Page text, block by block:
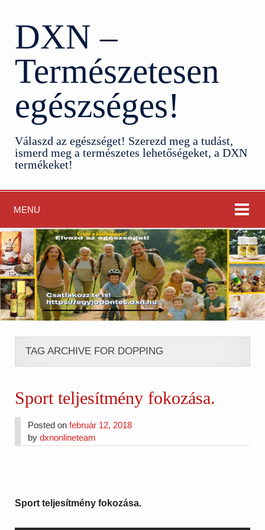
DXN –
Természetesen
egészséges!
Válaszd az egészséget! Szerezd meg a tudást,
ismerd meg a természetes lehetőségeket, a DXN
termékeket!
MENU
TAG ARCHIVE FOR DOPPING
Sport teljesítmény fokozása.
Posted onfebruár 12, 2018
bydxnonlineteam
Sport teljesítmény fokozása.